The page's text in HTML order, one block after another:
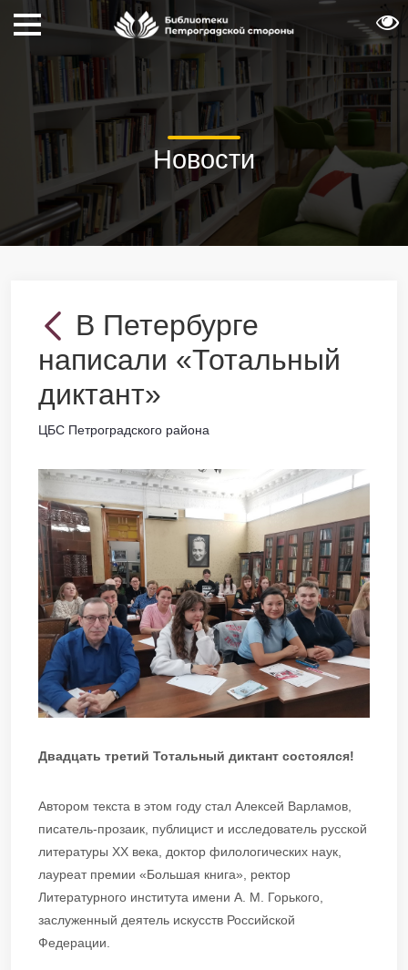
Новости
В Петербурге
написали «Тотальный
диктант»
ЦБС Петроградского района
Двадцать третий Тотальный диктант состоялся!
Автором текста в этом году стал Алексей Варламов,
писатель-прозаик, публицист и исследователь русской
литературы XX века, доктор филологических наук,
лауреат премии «Большая книга», ректор
Литературного института имени А. М. Горького,
заслуженный деятель искусств Российской
Федерации.